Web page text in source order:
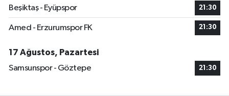
Beşiktaş - Eyüpspor 21:30
Amed - Erzurumspor FK 21:30
17 Ağustos, Pazartesi
Samsunspor - Göztepe
21:30